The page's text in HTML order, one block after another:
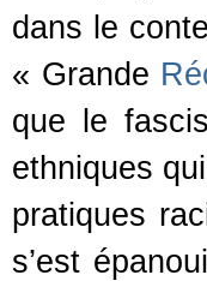
dans le
« Grande
que le
ethniques
pratiques
s’est